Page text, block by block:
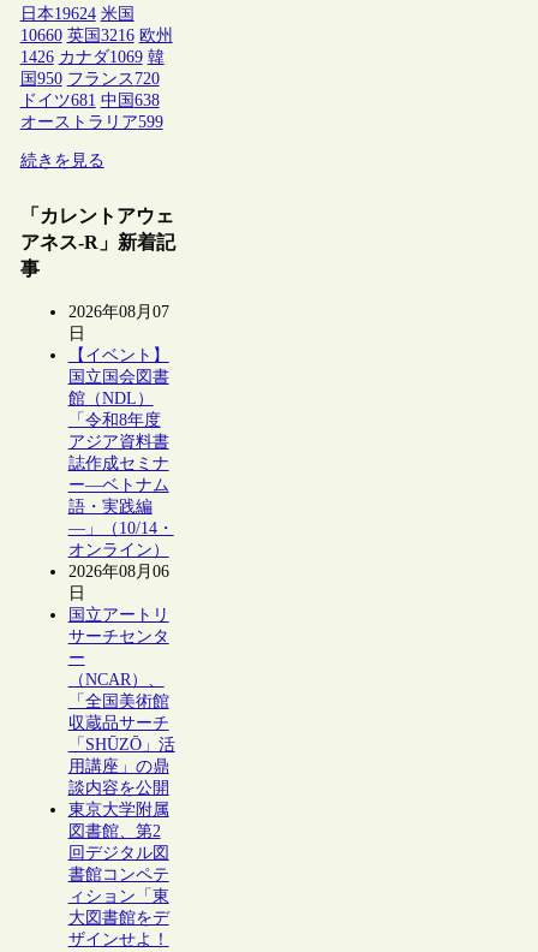
日本19624 米国
10660 英国 3216 欧州
1426 カナダ1069 韓
国 950 フランス 720
ドイツ681 中国 638
オーストラリア599
続きを見る
「カレントアウェ
アネス-R」新着記
事
2026年08月07
日
【イベント】
国立国会図書
館（NDL）
「令和8年度
アジア資料書
誌作成セミナ
ー―ベトナム
語・実践編
―」（10/14・
オンライン）
2026年08月06
日
国立アートリ
サーチセンタ
ー
（NCAR）、
「全国美術館
収蔵品サーチ
「SHŪZŌ」活
用講座」の鼎
談内容を公開
東京大学附属
図書館、第2
回デジタル図
書館コンペテ
ィション「東
大図書館をデ
ザインせよ！